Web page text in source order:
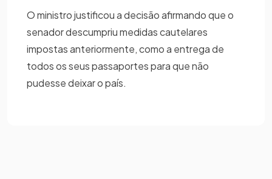
O ministro justificou a decisão afirmando que o
senador descumpriu medidas cautelares
impostas anteriormente, como a entrega de
todos os seus passaportes para que não
pudesse deixar o país.